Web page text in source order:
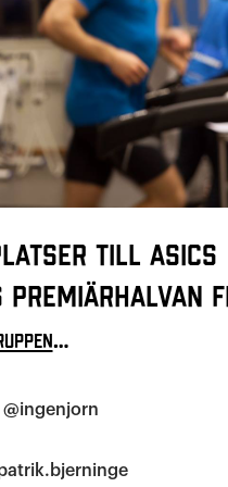
till ASICS
Premiärhalvan
…
@ingenjorn